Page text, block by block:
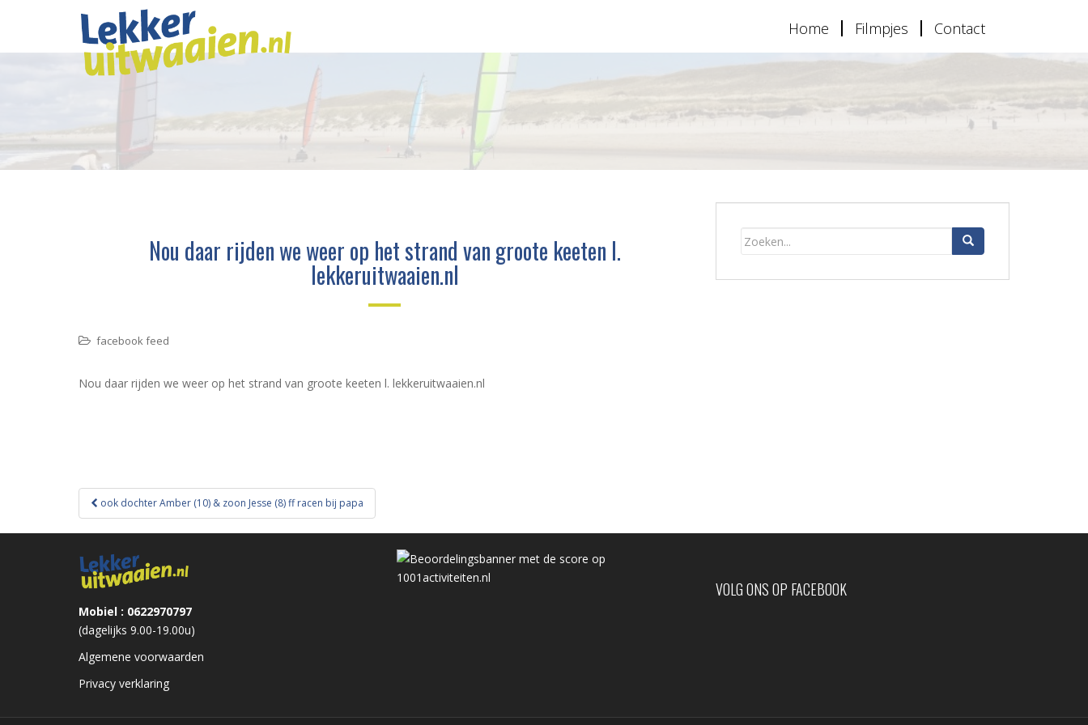
Home Filmpjes Contact
Nou daar rijden we weer op het strand van groote keeten l.
lekkeruitwaaien.nl
facebook feed
Nou daar rijden we weer op het strand van groote keeten l. lekkeruitwaaien.nl
Bericht
navigatie
ook dochter Amber (10) & zoon Jesse (8) ff racen bij papa
Mobiel : 0622970797
(dagelijks 9.00-19.00u)
Algemene voorwaarden
Privacy verklaring
VOLG ONS OP FACEBOOK